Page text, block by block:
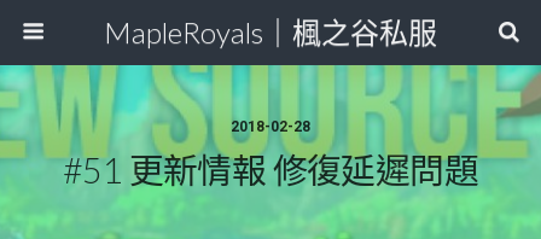
MapleRoyals｜楓之谷私服
2018-02-28
#51 更新情報 修復延遲問題